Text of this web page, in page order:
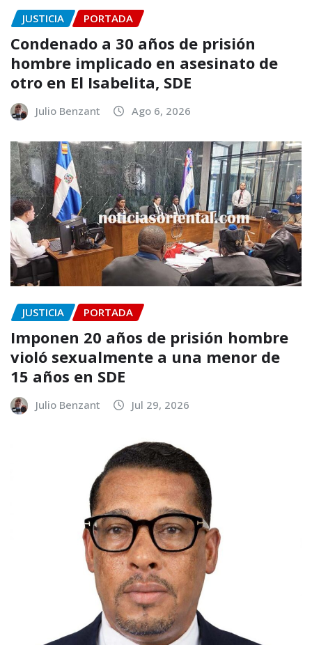
JUSTICIA PORTADA
Condenado a 30 años de prisión
hombre implicado en asesinato de
otro en El Isabelita, SDE
Julio Benzant Ago 6, 2026
JUSTICIA PORTADA
Imponen 20 años de prisión hombre
violó sexualmente a una menor de
15 años en SDE
Julio Benzant Jul 29, 2026